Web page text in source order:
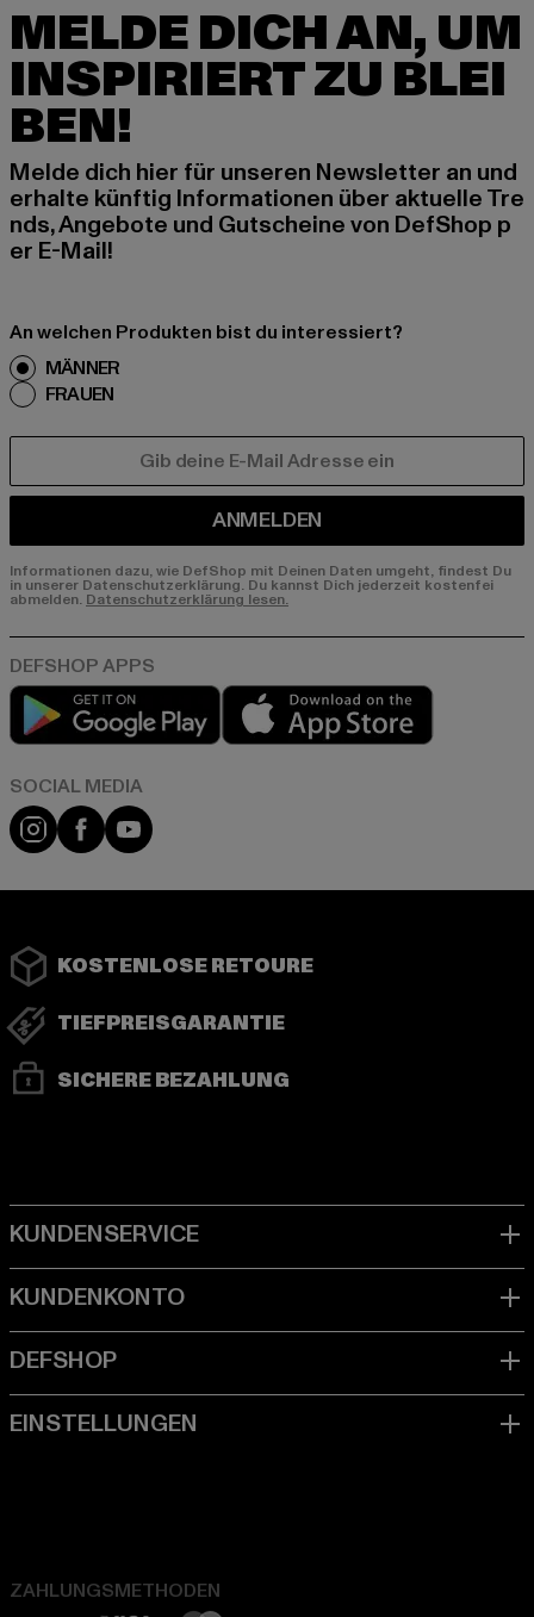
MELDE DICH AN, UM
INSPIRIERT ZU BLEI
BEN!
Melde dich hier für unseren Newsletter an und
erhalte künftig Informationen über aktuelle Tre
nds, Angebote und Gutscheine von DefShop p
er E-Mail!
An welchen Produkten bist du interessiert?
MÄNNER
FRAUEN
ANMELDEN
Informationen dazu, wie DefShop mit Deinen Daten umgeht, findest Du
in unserer Datenschutzerklärung. Du kannst Dich jederzeit kostenfei
abmelden. Datenschutzerklärung lesen.
Play market
Instagram
FacebookYouTube
KOSTENLOSE RETOURE
TIEFPREISGARANTIE
SICHERE BEZAHLUNG
ZAHLUNGSMETHODEN